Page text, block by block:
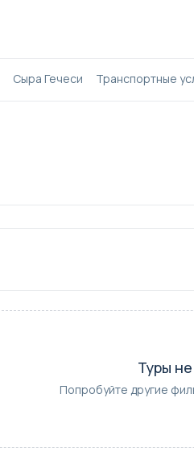
Сыра Гечеси Транспортные
Туры
Попробуйте другие